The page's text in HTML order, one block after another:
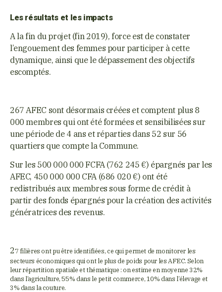
Les résultats et les impacts
A la fin du projet (fin 2019), force est de constater
l’engouement des femmes pour participer à cette
dynamique, ainsi que le dépassement des objectifs
escomptés.
267 AFEC sont désormais créées et comptent plus 8
000 membres qui ont été formées et sensibilisées sur
une période de 4 ans et réparties dans 52 sur 56
quartiers que compte la Commune.
Sur les 500 000 000 FCFA (762 245 €) épargnés par les
AFEC, 450 000 000 CFA (686 020 €) ont été
redistribués aux membres sous forme de crédit à
partir des fonds épargnés pour la création des activités
génératrices des revenus.
27 filières ont pu être identifiées, ce qui permet de monitorer les
secteurs économiques qui ont le plus de poids pour les AFEC. Selon
leur répartition spatiale et thématique : on estime en moyenne 32%
dans l’agriculture, 55% dans le petit commerce, 10% dans l’élevage et
3% dans la couture.